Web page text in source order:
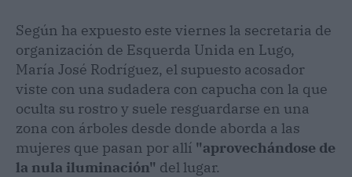
Según ha expuesto este viernes la secretaria de
organización de Esquerda Unida en Lugo,
María José Rodríguez, el supuesto acosador
viste con una sudadera con capucha con la que
oculta su rostro y suele resguardarse en una
zona con árboles desde donde aborda a las
mujeres que pasan por allí "aprovechándose de
la nula iluminación" del lugar.